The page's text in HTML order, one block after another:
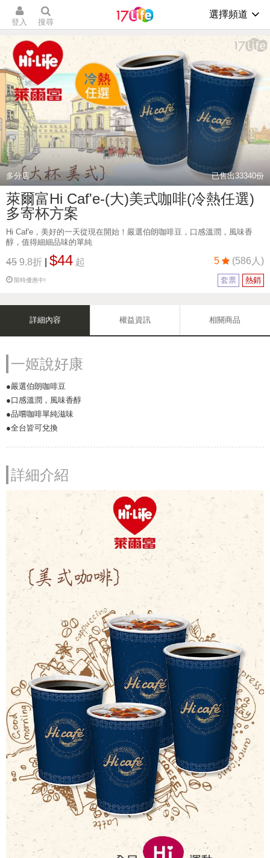
登入 搜尋
選擇頻道
多分店 已售出33340份
萊爾富Hi Caf'e-(大)美式咖啡(冷熱任選)
多寄杯方案
Hi Caf'e，美好的一天從現在開始！嚴選伯朗咖啡豆，口感溫潤，風味香
醇，值得細細品味的單純
45 9.8折 $44 起 5 (586人)
限時優惠中! 熱銷
套票
詳細內容 權益資訊 相關商品
一姬說好康
●嚴選伯朗咖啡豆
●口感溫潤，風味香醇
●品嚐咖啡單純滋味
●全台皆可兌換
詳細介紹